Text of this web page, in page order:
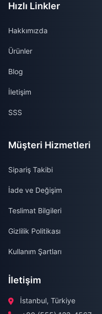
Hızlı Linkler
Hakkımızda
Ürünler
Blog
İletişim
SSS
Müşteri Hizmetleri
Sipariş Takibi
İade ve Değişim
Teslimat Bilgileri
Gizlilik Politikası
Kullanım Şartları
İletişim
İstanbul, Türkiye